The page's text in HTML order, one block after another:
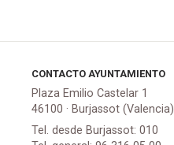
CONTACTO AYUNTAMIENTO
Plaza Emilio Castelar 1
46100 · Burjassot (Valencia)
Tel. desde Burjassot: 010